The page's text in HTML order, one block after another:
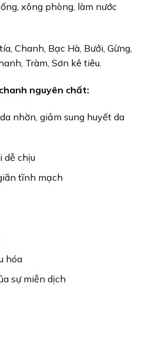
xông phòng, làm nước
Chanh, Bạc Hà, Bưởi, Gừng,
Tràm, Sơn kê tiêu.
nguyên chất:
nhờn, giảm sung huyết da
dễ chịu
tĩnh mạch
hóa
sự miễn dịch